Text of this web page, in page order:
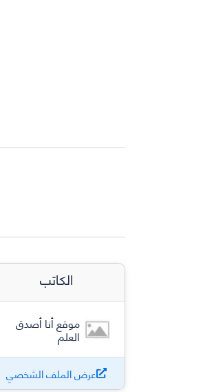
الكاتب
موقع أنا أصدق
العلم
عرض الملف الشخصي